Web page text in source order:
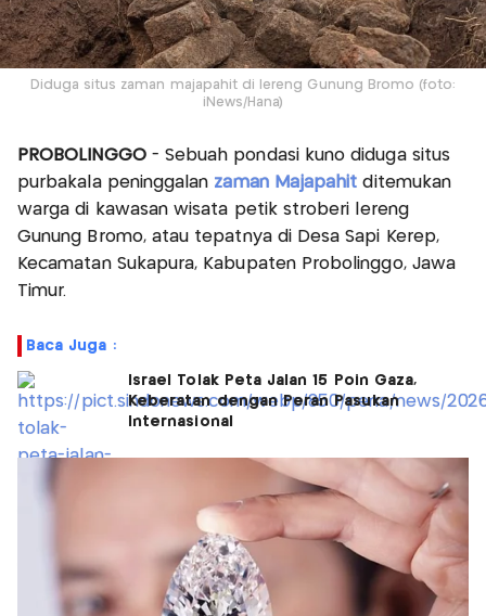
Diduga situs zaman majapahit di lereng Gunung Bromo (foto:
iNews/Hana)
PROBOLINGGO - Sebuah pondasi kuno diduga situs
purbakala peninggalan zaman Majapahitditemukan
warga di kawasan wisata petik stroberi lereng
Gunung Bromo, atau tepatnya di Desa Sapi Kerep,
Kecamatan Sukapura, Kabupaten Probolinggo, Jawa
Timur.
Baca Juga :
Israel Tolak Peta Jalan 15 Poin Gaza,
Keberatan dengan Peran Pasukan
Internasional